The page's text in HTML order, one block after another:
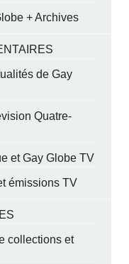
+ Archives
de Gay
Quatre-
et Gay Globe TV
émissions TV
collections et